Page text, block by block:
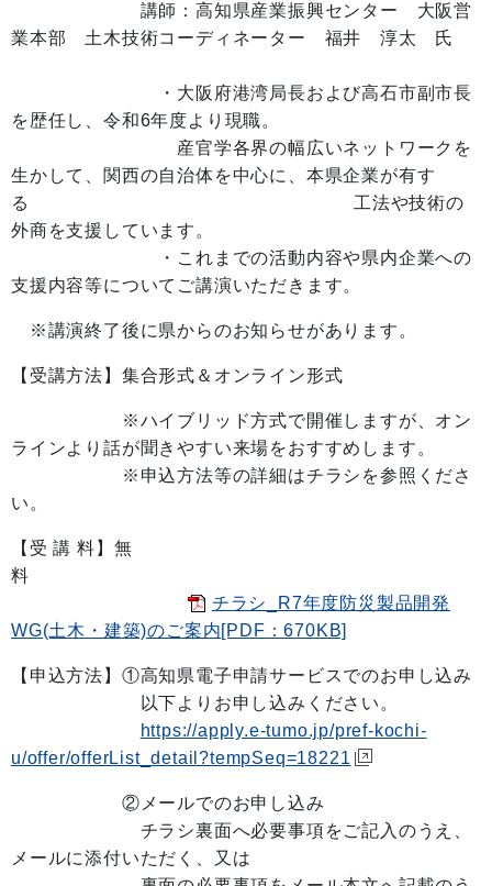
講師：高知県産業振興センター 大阪営
業本部 土木技術コーディネーター 福井 淳太 氏
・大阪府港湾局長および高石市副市長
を歴任し、令和6年度より現職。
産官学各界の幅広いネットワークを
生かして、関西の自治体を中心に、本県企業が有す
る 工法や技術の
外商を支援しています。
・これまでの活動内容や県内企業への
支援内容等についてご講演いただきます。
※講演終了後に県からのお知らせがあります。
【受講方法】集合形式＆オンライン形式
※ハイブリッド方式で開催しますが、オン
ラインより話が聞きやすい来場をおすすめします。
※申込方法等の詳細はチラシを参照くださ
い。
【受 講 料】無
チラシ_R7年度防災製品開発
WG(土木・建築)のご案内[PDF：670KB]
【申込方法】①高知県電子申請サービスでのお申し込み
以下よりお申し込みください。
https://apply.e-tumo.jp/pref-kochi-
u/offer/offerList_detail?tempSeq=18221
②メールでのお申し込み
チラシ裏面へ必要事項をご記入のうえ、
メールに添付いただく、又は